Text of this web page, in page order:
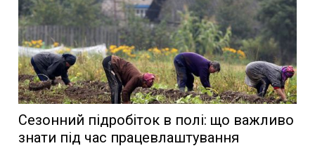
Сезонний підробіток в полі: що важливо
знати під час працевлаштування